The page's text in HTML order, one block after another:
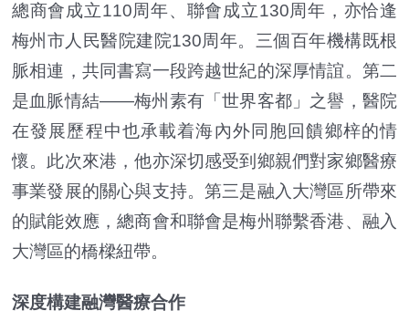
總商會成立110周年、聯會成立130周年，亦恰逢
梅州市人民醫院建院130周年。三個百年機構既根
脈相連，共同書寫一段跨越世紀的深厚情誼。第二
是血脈情結——梅州素有「世界客都」之譽，醫院
在發展歷程中也承載着海內外同胞回饋鄉梓的情
懷。此次來港，他亦深切感受到鄉親們對家鄉醫療
事業發展的關心與支持。第三是融入大灣區所帶來
的賦能效應，總商會和聯會是梅州聯繫香港、融入
大灣區的橋樑紐帶。
深度構建融灣醫療合作